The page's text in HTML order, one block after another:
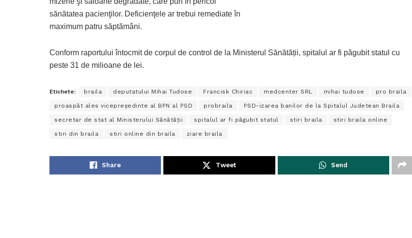
sănătatea pacienţilor. Deficienţele ar trebui remediate în
maximum patru săptămâni.
Conform raportului întocmit de corpul de control de la Ministerul Sănătății, spitalul ar fi păgubit statul cu
peste 31 de milioane de lei.
Etichete: braila deputatului Mihai Tudose Francisk Chiriac medcenter SRL mihai tudose pro braila
proaspăt ales vicepreședinte al BPN al PSD probraila PSD-izarea banilor de la Spitalul Judetean Braila
secretar de stat al Ministerului Sănătății spitalul ar fi păgubit statul stiri braila stiri braila online
stiri din braila stiri online din braila ziare braila
Share Tweet Send